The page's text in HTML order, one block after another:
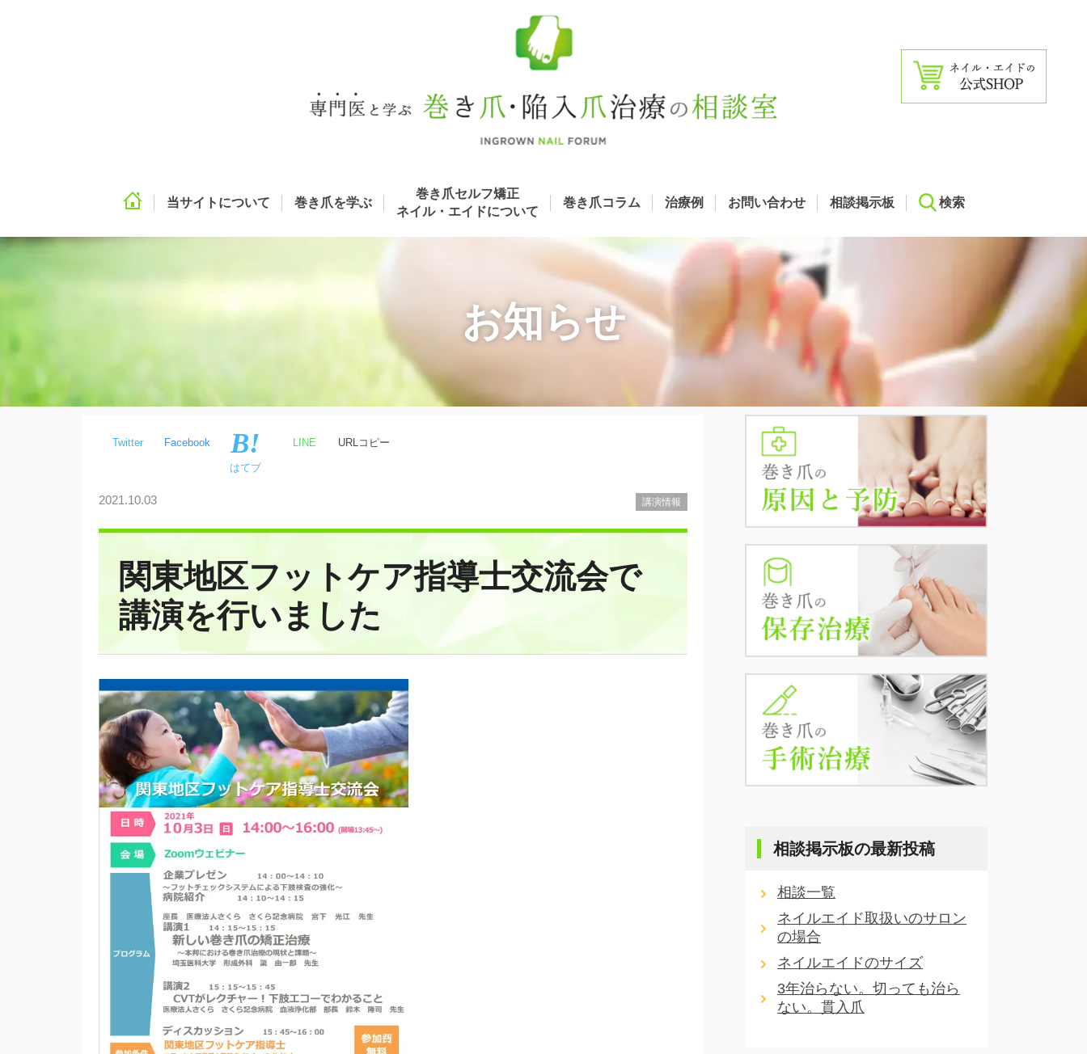
当サイトについて 巻き爪を学ぶ
巻き爪セルフ矯正
ネイル・エイドについて
巻き爪コラム 治療例 お問い合わせ 相談掲示板 検索
お知らせ
Twitter Facebook
はてブ
LINE URLコピー
2021.10.03 講演情報
関東地区フットケア指導士交流会で
講演を行いました
相談掲示板の最新投稿
相談一覧
ネイルエイド取扱いのサロン
の場合
ネイルエイドのサイズ
3年治らない。切っても治ら
ない。貫入爪